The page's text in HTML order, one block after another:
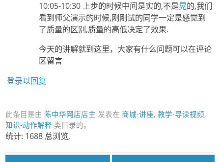
10:05-10:30 上步的时候中间是实的,不是晃的,我们
看到师父演示的时候,刚刚试的同学一定是感觉到
了质量的区别,质量的高低决定了效果.
今天的讲解就到这里，大家有什么问题可以在评论
区留言
登录以回复
此条目是由 陈中华网店店主 发表在 商城-讲座,教学-导读视频,
知识-动作解释 类目录的。
统计: 1688 总浏览,